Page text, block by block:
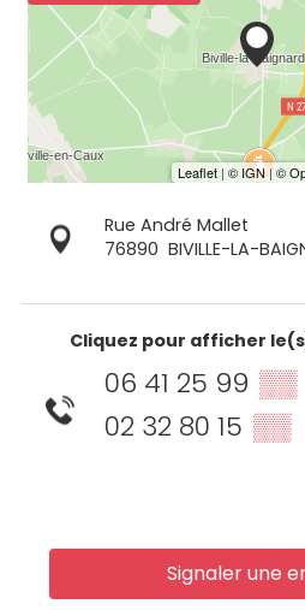
Rue André Mallet
76890 BIVILLE-LA-
Cliquez pour afficher
06 41 25 99 ▒▒
02 32 80 15 ▒▒
Signaler une